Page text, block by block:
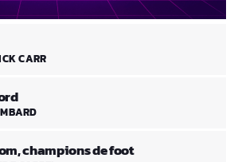
champions de foot
CARR